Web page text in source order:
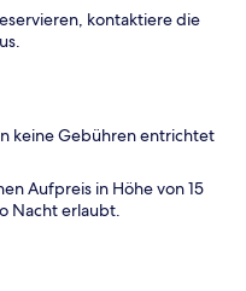
kontaktiere die
keine Gebühren entrichtet
Aufpreis in Höhe von 15
Nacht erlaubt.